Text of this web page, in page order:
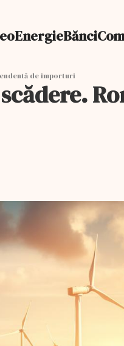
EnergieBănci
de importuri